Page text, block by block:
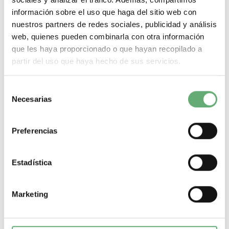
información sobre el uso que haga del sitio web con
nuestros partners de redes sociales, publicidad y análisis
web, quienes pueden combinarla con otra información
que les haya proporcionado o que hayan recopilado a
partir del uso que haya hecho de sus servicios.
Necesarias
Preferencias
Estadística
Marketing
Comprar
Interruptor diferencial RED test - 2P - 40 A - clase A - 30
567,71€390,07€